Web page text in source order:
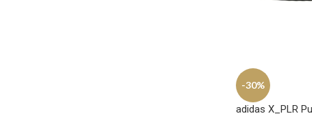
-30%
adidas X_PLR